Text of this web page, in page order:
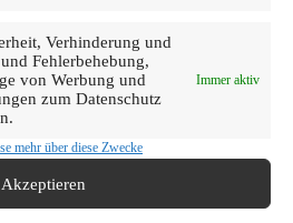
Verhinderung und
Fehlerbehebung,
von Werbung und
zum Datenschutz
Immer aktiv
mehr über diese Zwecke
Akzeptieren